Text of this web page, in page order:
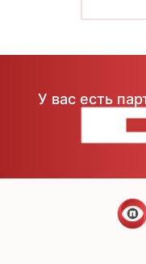
У вас есть